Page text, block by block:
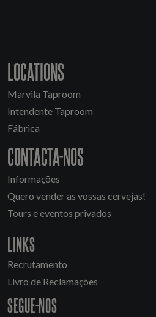
LOCATIONS
Marvila Taproom
Intendente Taproom
Fábrica
CONTACTA-NOS
Informações
Quero vender as vossas cervejas!
Tours e eventos privados
LINKS
Recrutamento
Livro de Reclamações
SEGUE-NOS